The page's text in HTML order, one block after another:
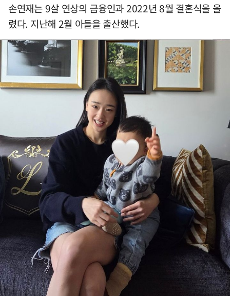
손연재는 9살 연상의 금융인과 2022년 8월 결혼식을 올
렸다. 지난해 2월 아들을 출산했다.